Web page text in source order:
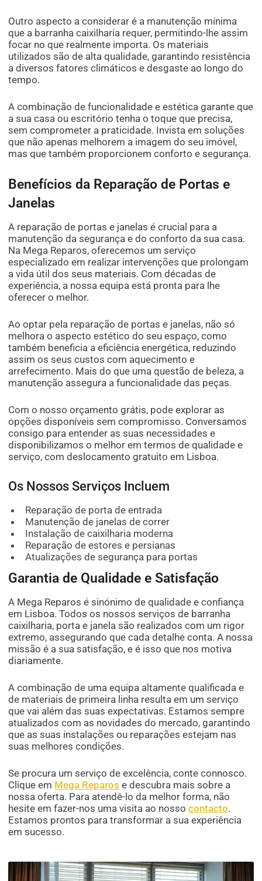
Outro aspecto a considerar é a manutenção mínima
que a barranha caixilharia requer, permitindo-lhe assim
focar no que realmente importa. Os materiais
utilizados são de alta qualidade, garantindo resistência
a diversos fatores climáticos e desgaste ao longo do
tempo.
A combinação de funcionalidade e estética garante que
a sua casa ou escritório tenha o toque que precisa,
sem comprometer a praticidade. Invista em soluções
que não apenas melhorem a imagem do seu imóvel,
mas que também proporcionem conforto e segurança.
Benefícios da Reparação de Portas e
Janelas
A reparação de portas e janelas é crucial para a
manutenção da segurança e do conforto da sua casa.
Na Mega Reparos, oferecemos um serviço
especializado em realizar intervenções que prolongam
a vida útil dos seus materiais. Com décadas de
experiência, a nossa equipa está pronta para lhe
oferecer o melhor.
Ao optar pela reparação de portas e janelas, não só
melhora o aspecto estético do seu espaço, como
também beneficia a eficiência energética, reduzindo
assim os seus custos com aquecimento e
arrefecimento. Mais do que uma questão de beleza, a
manutenção assegura a funcionalidade das peças.
Com o nosso orçamento grátis, pode explorar as
opções disponíveis sem compromisso. Conversamos
consigo para entender as suas necessidades e
disponibilizamos o melhor em termos de qualidade e
serviço, com deslocamento gratuito em Lisboa.
Os Nossos Serviços Incluem
Reparação de porta de entrada
Manutenção de janelas de correr
Instalação de caixilharia moderna
Reparação de estores e persianas
Atualizações de segurança para portas
Garantia de Qualidade e Satisfação
A Mega Reparos é sinónimo de qualidade e confiança
em Lisboa. Todos os nossos serviços de barranha
caixilharia, porta e janela são realizados com um rigor
extremo, assegurando que cada detalhe conta. A nossa
missão é a sua satisfação, e é isso que nos motiva
diariamente.
A combinação de uma equipa altamente qualificada e
de materiais de primeira linha resulta em um serviço
que vai além das suas expectativas. Estamos sempre
atualizados com as novidades do mercado, garantindo
que as suas instalações ou reparações estejam nas
suas melhores condições.
Se procura um serviço de excelência, conte connosco.
Clique em Mega Reparos e descubra mais sobre a
nossa oferta. Para atendê-lo da melhor forma, não
hesite em fazer-nos uma visita ao nossocontacto.
Estamos prontos para transformar a sua experiência
em sucesso.